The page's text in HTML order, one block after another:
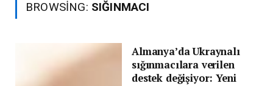
BROWSING: SIĞINMACI
Almanya’da Ukraynalı
sığınmacılara verilen
destek değişiyor: Yeni